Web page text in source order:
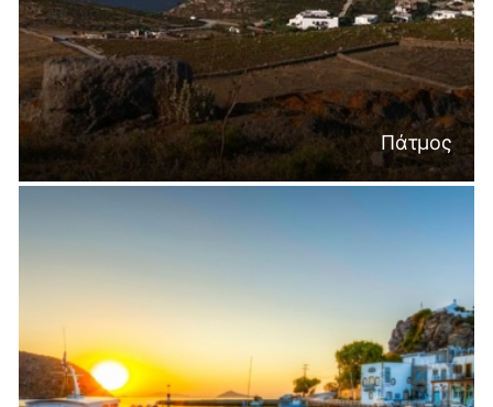
Πάτμος